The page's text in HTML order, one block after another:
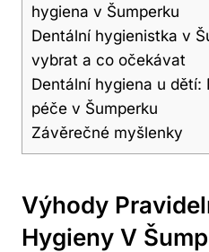
hygiena v Šumperku
Dentální hygienistka v
vybrat a co očekávat
Dentální hygiena u
péče v Šumperku
Závěrečné myšlenky
Výhody
Hygieny V